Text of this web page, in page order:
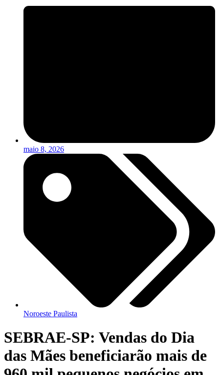
maio 8, 2026
Noroeste Paulista
SEBRAE-SP: Vendas do Dia
das Mães beneficiarão mais de